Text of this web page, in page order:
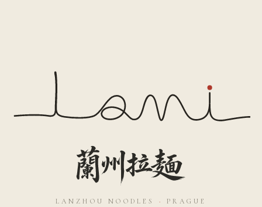
LANZHOU NOODLES · PRAGUE